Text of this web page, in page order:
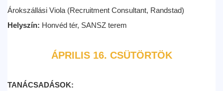
Árokszállási Viola (Recruitment Consultant, Randstad)
Helyszín: Honvéd tér, SANSZ terem
ÁPRILIS 16. CSÜTÖRTÖK
TANÁCSADÁSOK: